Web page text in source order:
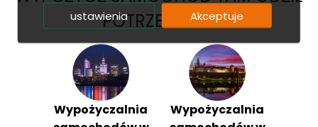
POTRZEUJESZ:
Wypożyczalnia
Wypożyczalnia
ustawienia Akceptuje